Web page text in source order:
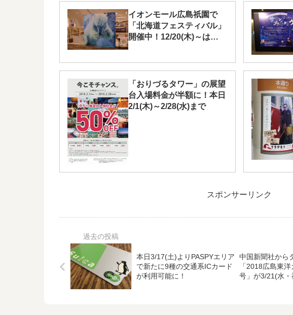
イオンモール広島祇園で
「北海道フェスティバル」
開催中！12/20(木)～は
「おりづるタワー」の展望
台入場料金が半額に！本日
2/1(木)～2/28(水)まで
スポンサーリンク
本日3/17(土)よりPASPYエリア
で新たに9種の交通系ICカード
が利用可能に！
中国新聞社から
「2018広島東
号」が3/21(水・